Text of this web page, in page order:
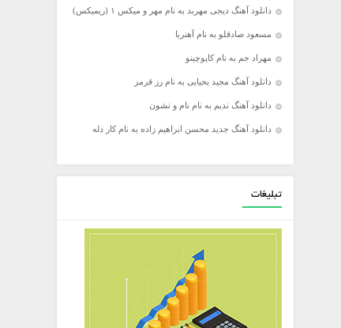
دانلود آهنگ دیجی مهربد به نام مهر و میکس ۱ (ریمیکس)
مسعود صادقلو به نام آهنربا
مهراد جم به نام کاپوچینو
دانلود آهنگ مجید یحیایی به نام رز قرمز
دانلود آهنگ ندیم به نام نام و نشون
دانلود آهنگ جدید محسن ابراهیم زاده به نام کار دله
تبلیغات